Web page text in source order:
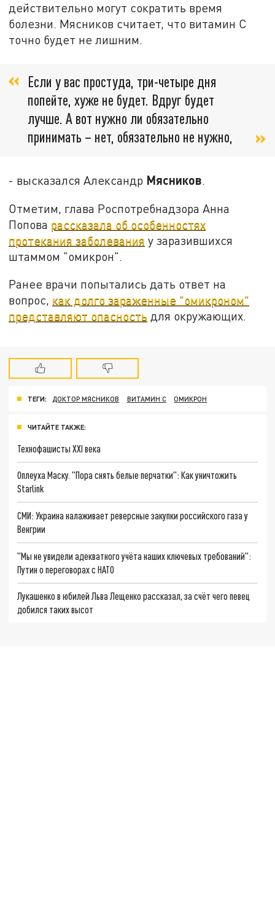
действительно могут сократить время
болезни. Мясников считает, что витамин С
точно будет не лишним.
Если у вас простуда, три-четыре дня
попейте, хуже не будет. Вдруг будет
лучше. А вот нужно ли обязательно
принимать – нет, обязательно не нужно,
- высказался Александр Мясников.
Отметим, глава Роспотребнадзора Анна
Попова рассказала об особенностях
протекания заболевания у заразившихся
штаммом "омикрон".
Ранее врачи попытались дать ответ на
вопрос, как долго зараженные "омикроном"
представляют опасность для окружающих.
ТЕГИ: ДОКТОР МЯСНИКОВ ВИТАМИН С ОМИКРОН
ЧИТАЙТЕ ТАКЖЕ:
Технофашисты XXI века
Оплеуха Маску. "Пора снять белые перчатки": Как уничтожить
Starlink
СМИ: Украина налаживает реверсные закупки российского газа у
Венгрии
"Мы не увидели адекватного учёта наших ключевых требований":
Путин о переговорах с НАТО
Лукашенко в юбилей Льва Лещенко рассказал, за счёт чего певец
добился таких высот